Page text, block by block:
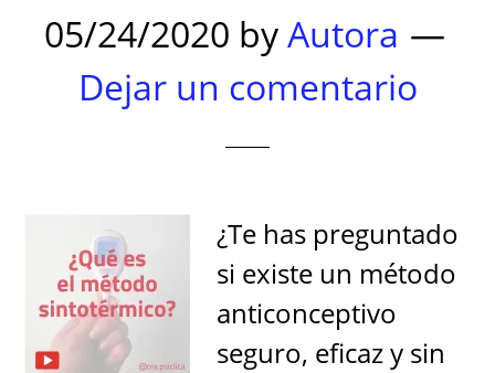
05/24/2020 byAutora
Dejar un comentario
¿Te has preguntado
si existe un método
anticonceptivo
seguro, eficaz y sin